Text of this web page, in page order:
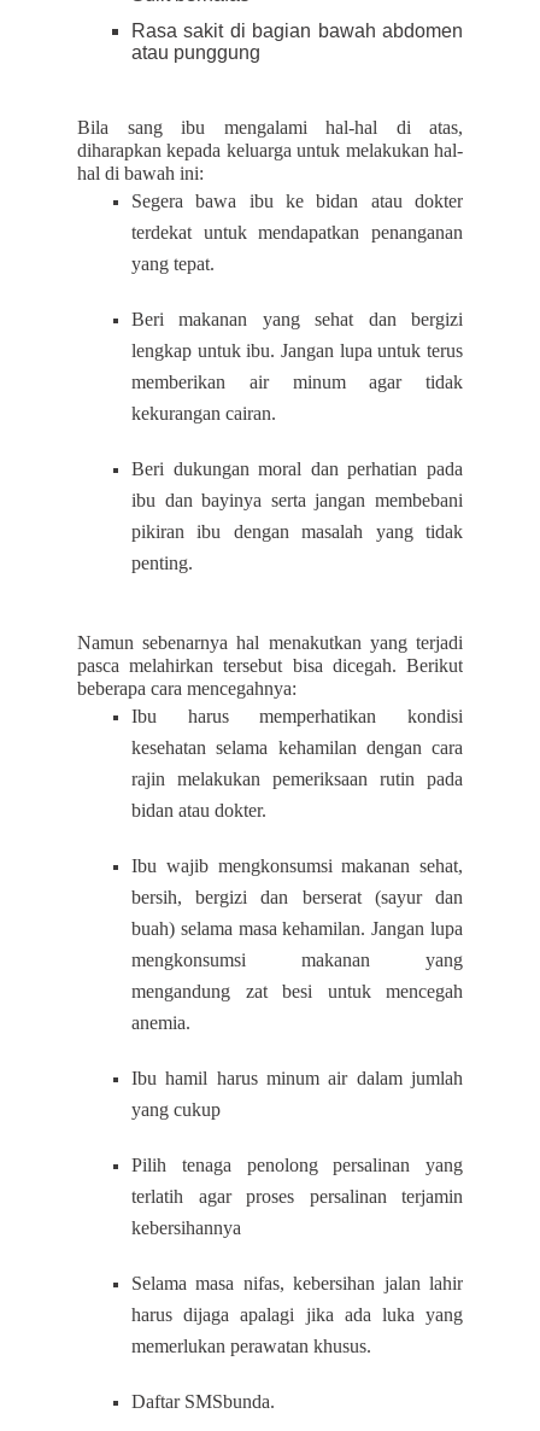
Rasa sakit di bagian bawah abdomen
atau punggung
Bila sang ibu mengalami hal-hal di atas,
diharapkan kepada keluarga untuk melakukan hal-
hal di bawah ini:
Segera bawa ibu ke bidan atau dokter
terdekat untuk mendapatkan penanganan
yang tepat.
Beri makanan yang sehat dan bergizi
lengkap untuk ibu. Jangan lupa untuk terus
memberikan air minum agar tidak
kekurangan cairan.
Beri dukungan moral dan perhatian pada
ibu dan bayinya serta jangan membebani
pikiran ibu dengan masalah yang tidak
penting.
Namun sebenarnya hal menakutkan yang terjadi
pasca melahirkan tersebut bisa dicegah. Berikut
beberapa cara mencegahnya:
Ibu harus memperhatikan kondisi
kesehatan selama kehamilan dengan cara
rajin melakukan pemeriksaan rutin pada
bidan atau dokter.
Ibu wajib mengkonsumsi makanan sehat,
bersih, bergizi dan berserat (sayur dan
buah) selama masa kehamilan. Jangan lupa
mengkonsumsi makanan yang
mengandung zat besi untuk mencegah
anemia.
Ibu hamil harus minum air dalam jumlah
yang cukup
Pilih tenaga penolong persalinan yang
terlatih agar proses persalinan terjamin
kebersihannya
Selama masa nifas, kebersihan jalan lahir
harus dijaga apalagi jika ada luka yang
memerlukan perawatan khusus.
Daftar SMSbunda.